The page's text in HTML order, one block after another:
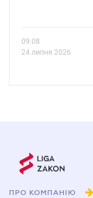
09.08
24 липня 2026
ПРО КОМПАНІЮ